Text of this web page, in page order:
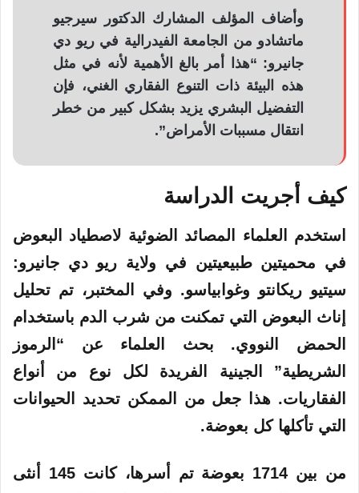
وأضاف المؤلف المشارك الدكتور سيرجيو
ماتشادو من الجامعة الفيدرالية في ريو دي
جانيرو: “هذا أمر بالغ الأهمية لأنه في مثل
هذه البيئة ذات التنوع الفقاري الغني، فإن
التفضيل البشري يزيد بشكل كبير من خطر
انتقال مسببات الأمراض”.
كيف أجريت الدراسة
استخدم العلماء المصائد الضوئية لاصطياد البعوض
في محميتين طبيعيتين في ولاية ريو دي جانيرو:
سيتيو ريكانتو وغوابياسو. وفي المختبر، تم تحليل
إناث البعوض التي تمكنت من شرب الدم باستخدام
الحمض النووي. بحث العلماء عن “الرموز
الشريطية” الجينية الفريدة لكل نوع من أنواع
الفقاريات. هذا جعل من الممكن تحديد الحيوانات
التي تأكلها كل بعوضة.
من بين 1714 بعوضة تم أسرها، كانت 145 أنثى